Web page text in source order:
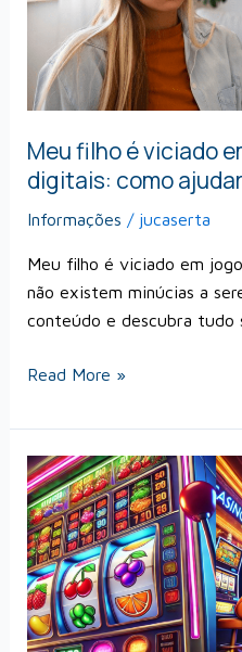
Meu filho é viciado
digitais: como
Informações / jucaserta
Meu filho é viciado em
não existem minúcias a
conteúdo e descubra tudo
de
apostas
digitais:
como
Read More »
Jogo
do
tigrinho
deixa
viciado
e
eu